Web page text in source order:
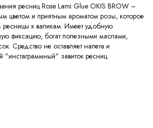
ресниц Rose Lami Glue OKIS BROW –
цветом и приятным ароматом розы, которое
ресницы к валикам. Имеет удобную
фиксацию, богат полезными маслами,
Средство не оставляет налета и
"инстаграммный" завиток ресниц.